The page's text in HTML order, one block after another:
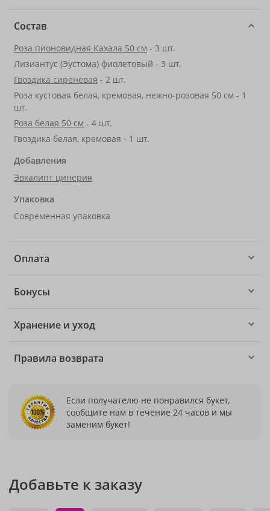
Состав
Роза пионовидная Кахала 50 см - 3 шт.
Лизиантус (Эустома) фиолетовый - 3 шт.
Гвоздика сиреневая - 2 шт.
Роза кустовая белая, кремовая, нежно-розовая 50 см - 1
шт.
Роза белая 50 см - 4 шт.
Гвоздика белая, кремовая - 1 шт.
Добавления
Эвкалипт цинерия
Упаковка
Современная упаковка
Оплата
Бонусы
Хранение и уход
Правила возврата
Если получателю не понравился букет,
сообщите нам в течение 24 часов и мы
заменим букет!
Добавьте к заказу